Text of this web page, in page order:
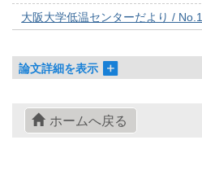
大阪大学低温センターだより /
論文詳細を表示
ホームへ戻る